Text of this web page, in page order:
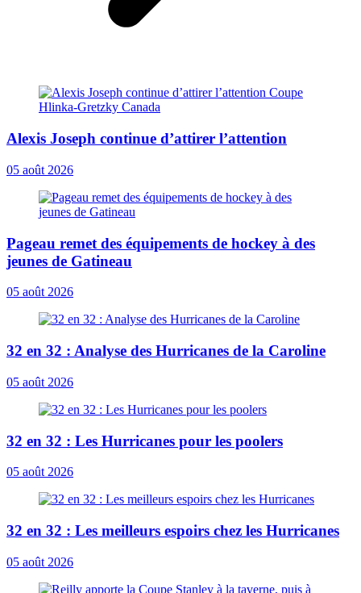
Alexis Joseph continue d’attirer l’attention
05 août 2026
Pageau remet des équipements de hockey à des
jeunes de Gatineau
05 août 2026
32 en 32 : Analyse des Hurricanes de la Caroline
05 août 2026
32 en 32 : Les Hurricanes pour les poolers
05 août 2026
32 en 32 : Les meilleurs espoirs chez les Hurricanes
05 août 2026